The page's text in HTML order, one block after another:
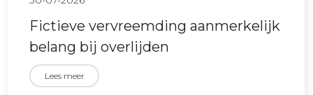
Fictieve vervreemding aanmerkelijk
belang bij overlijden
Lees meer